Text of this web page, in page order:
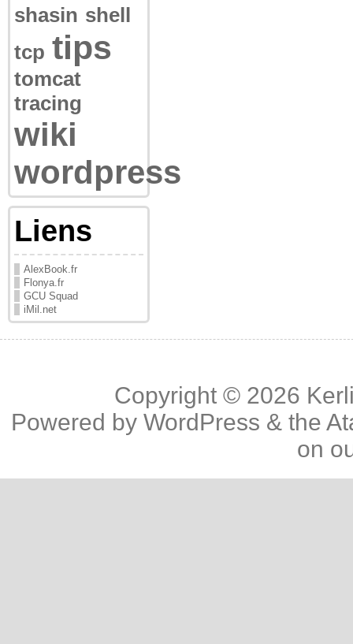
shasin shell
tcp tips
tomcat
tracing
wiki
wordpress
Liens
AlexBook.fr
Flonya.fr
GCU Squad
iMil.net
Copyright © 2026
Powered by WordPress & the
on